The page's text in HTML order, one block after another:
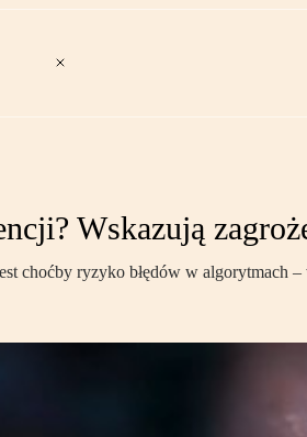
Wskazują
choćby ryzyko błędów w algorytmach